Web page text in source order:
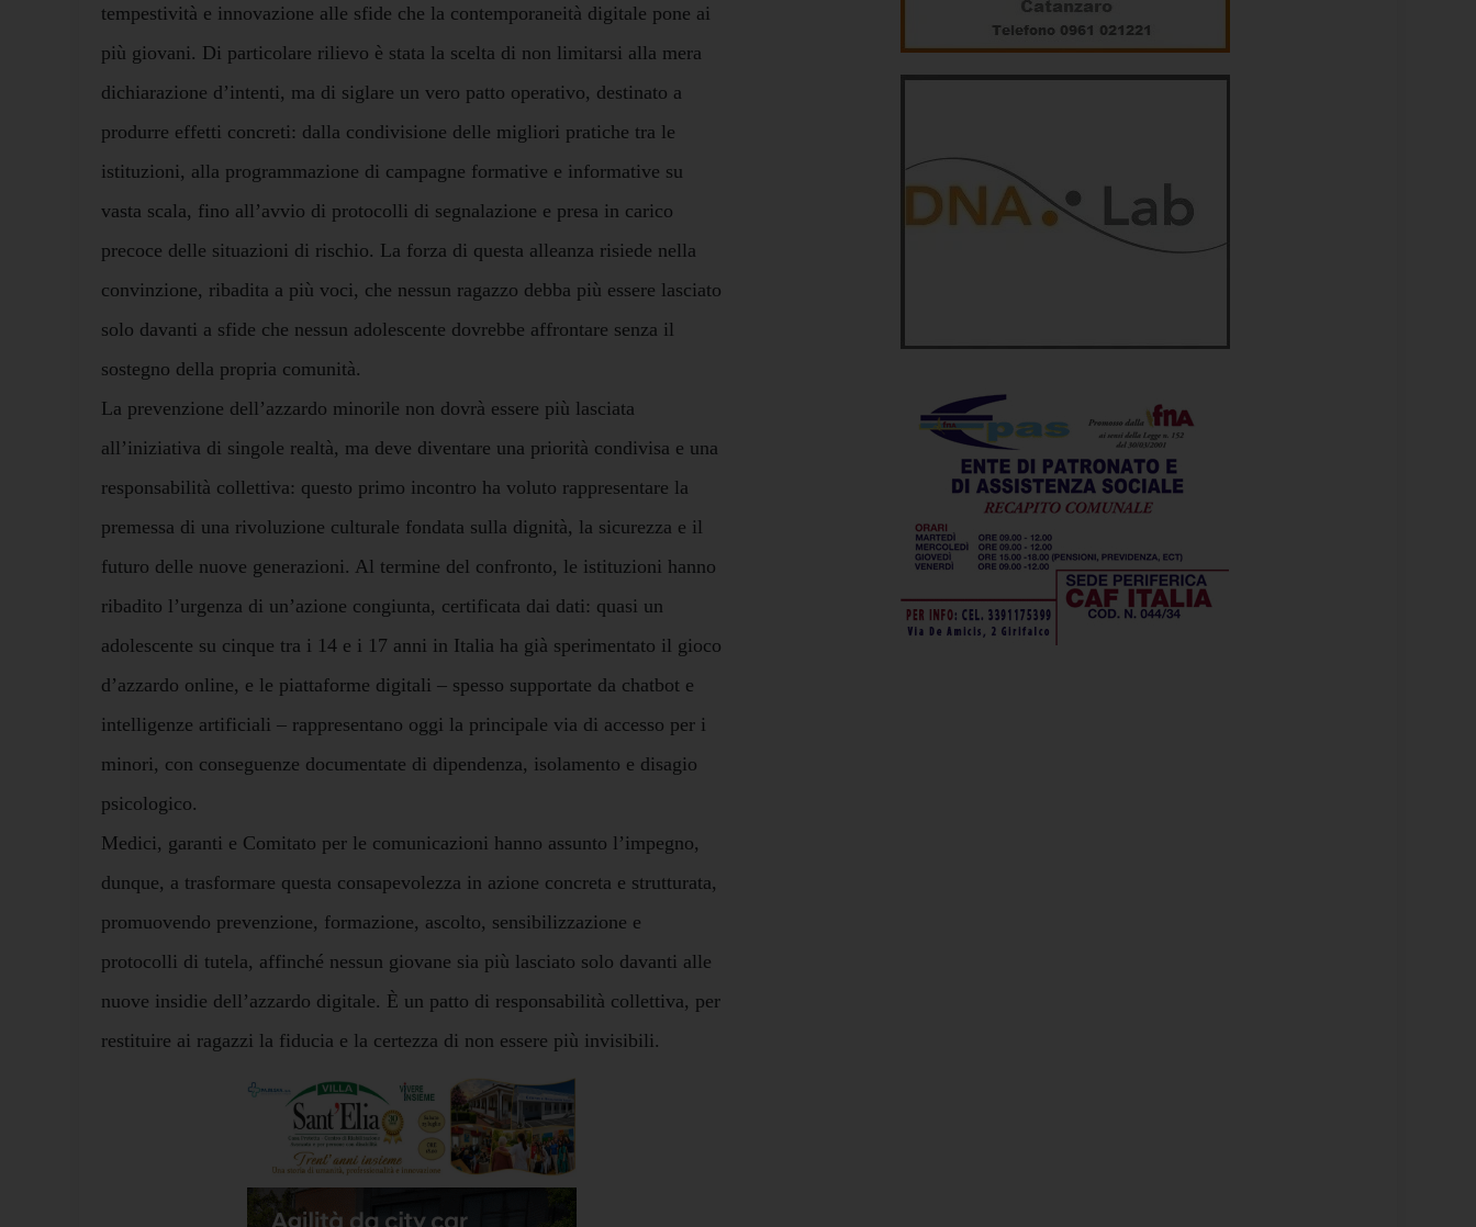
tempestività e innovazione alle sfide che la contemporaneità digitale pone ai
più giovani. Di particolare rilievo è stata la scelta di non limitarsi alla mera
dichiarazione d’intenti, ma di siglare un vero patto operativo, destinato a
produrre effetti concreti: dalla condivisione delle migliori pratiche tra le
istituzioni, alla programmazione di campagne formative e informative su
vasta scala, fino all’avvio di protocolli di segnalazione e presa in carico
precoce delle situazioni di rischio. La forza di questa alleanza risiede nella
convinzione, ribadita a più voci, che nessun ragazzo debba più essere lasciato
solo davanti a sfide che nessun adolescente dovrebbe affrontare senza il
sostegno della propria comunità.
La prevenzione dell’azzardo minorile non dovrà essere più lasciata
all’iniziativa di singole realtà, ma deve diventare una priorità condivisa e una
responsabilità collettiva: questo primo incontro ha voluto rappresentare la
premessa di una rivoluzione culturale fondata sulla dignità, la sicurezza e il
futuro delle nuove generazioni. Al termine del confronto, le istituzioni hanno
ribadito l’urgenza di un’azione congiunta, certificata dai dati: quasi un
adolescente su cinque tra i 14 e i 17 anni in Italia ha già sperimentato il gioco
d’azzardo online, e le piattaforme digitali – spesso supportate da chatbot e
intelligenze artificiali – rappresentano oggi la principale via di accesso per i
minori, con conseguenze documentate di dipendenza, isolamento e disagio
psicologico.
Medici, garanti e Comitato per le comunicazioni hanno assunto l’impegno,
dunque, a trasformare questa consapevolezza in azione concreta e strutturata,
promuovendo prevenzione, formazione, ascolto, sensibilizzazione e
protocolli di tutela, affinché nessun giovane sia più lasciato solo davanti alle
nuove insidie dell’azzardo digitale. È un patto di responsabilità collettiva, per
restituire ai ragazzi la fiducia e la certezza di non essere più invisibili.